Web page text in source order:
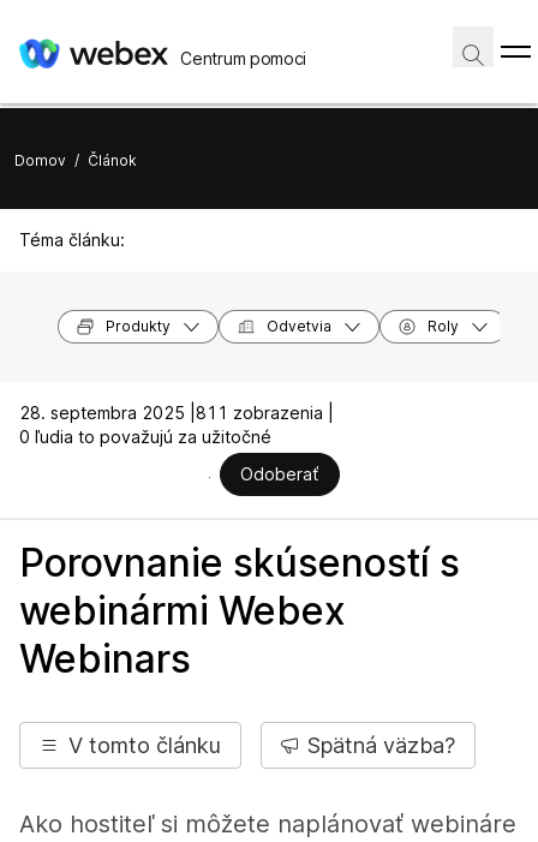
Centrum pomoci
Domov / Článok
Téma článku:
Produkty Odvetvia Roly
28. septembra 2025 | 811 zobrazenia |
0 ľudia to považujú za užitočné
Odoberať
Porovnanie skúseností s
webinármi Webex
Webinars
V tomto článku Spätná väzba?
Ako hostiteľ si môžete naplánovať webináre